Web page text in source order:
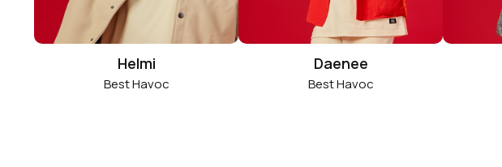
Helmi
Best Havoc
Daenee
Best Havoc